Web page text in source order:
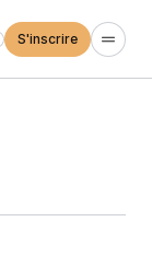
S'inscrire